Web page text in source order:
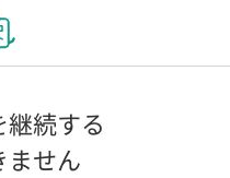
続する
ません